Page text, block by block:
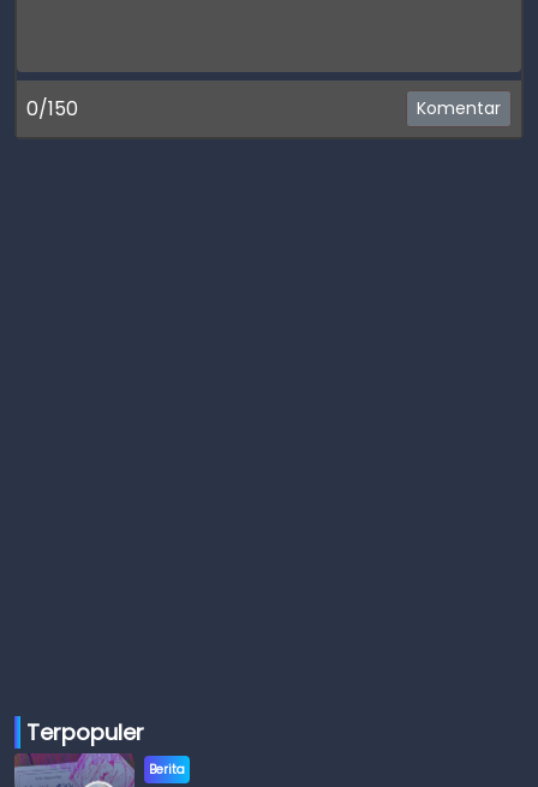
0/150 Komentar
Terpopuler
Berita